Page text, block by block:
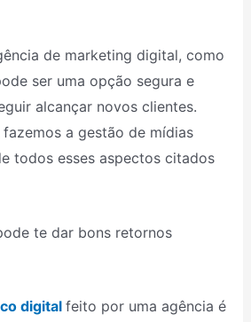
de marketing digital, como
ser uma opção segura e
alcançar novos clientes.
a gestão de mídias
todos esses aspectos citados
te dar bons retornos
digital feito por uma agência é